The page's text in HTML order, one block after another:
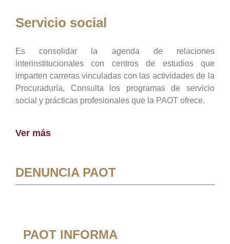
Servicio social
Es consolidar la agenda de relaciones
interinstitucionales con centros de estudios que
imparten carreras vinculadas con las actividades de la
Procuraduría, Consulta los programas de servicio
social y prácticas profesionales que la PAOT ofrece.
Ver más
DENUNCIA PAOT
PAOT INFORMA